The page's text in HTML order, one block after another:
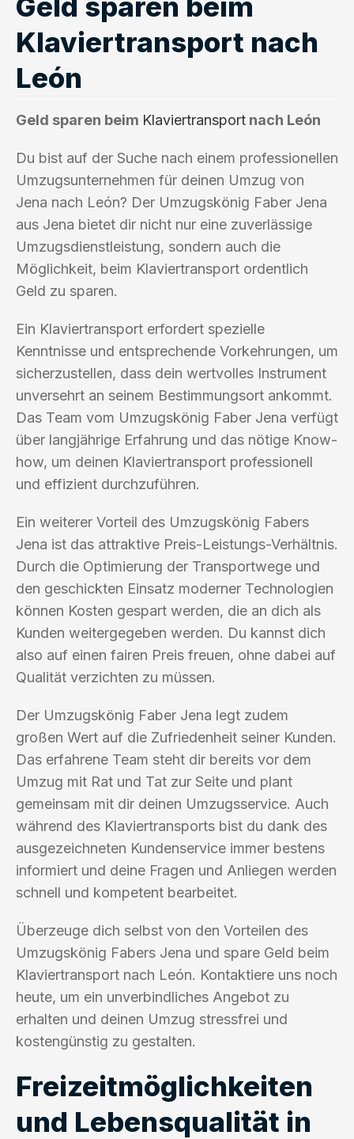
Klaviertransport nach
León
Geld sparen beim Klaviertransport nach León
Du bist auf der Suche nach einem professionellen
Umzugsunternehmen für deinen Umzug von
Jena nach León? Der Umzugskönig Faber Jena
aus Jena bietet dir nicht nur eine zuverlässige
Umzugsdienstleistung, sondern auch die
Möglichkeit, beim Klaviertransport ordentlich
Geld zu sparen.
Ein Klaviertransport erfordert spezielle
Kenntnisse und entsprechende Vorkehrungen, um
sicherzustellen, dass dein wertvolles Instrument
unversehrt an seinem Bestimmungsort ankommt.
Das Team vom Umzugskönig Faber Jena verfügt
über langjährige Erfahrung und das nötige Know-
how, um deinen Klaviertransport professionell
und effizient durchzuführen.
Ein weiterer Vorteil des Umzugskönig Fabers
Jena ist das attraktive Preis-Leistungs-Verhältnis.
Durch die Optimierung der Transportwege und
den geschickten Einsatz moderner Technologien
können Kosten gespart werden, die an dich als
Kunden weitergegeben werden. Du kannst dich
also auf einen fairen Preis freuen, ohne dabei auf
Qualität verzichten zu müssen.
Der Umzugskönig Faber Jena legt zudem
großen Wert auf die Zufriedenheit seiner Kunden.
Das erfahrene Team steht dir bereits vor dem
Umzug mit Rat und Tat zur Seite und plant
gemeinsam mit dir deinen Umzugsservice. Auch
während des Klaviertransports bist du dank des
ausgezeichneten Kundenservice immer bestens
informiert und deine Fragen und Anliegen werden
schnell und kompetent bearbeitet.
Überzeuge dich selbst von den Vorteilen des
Umzugskönig Fabers Jena und spare Geld beim
Klaviertransport nach León. Kontaktiere uns noch
heute, um ein unverbindliches Angebot zu
erhalten und deinen Umzug stressfrei und
kostengünstig zu gestalten.
Freizeitmöglichkeiten
und Lebensqualität in